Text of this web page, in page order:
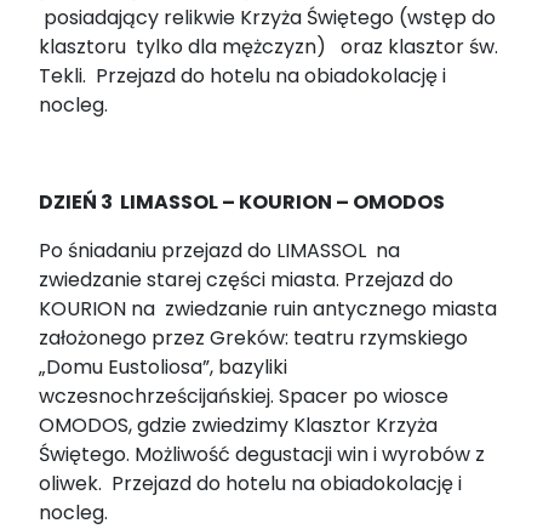
posiadający relikwie Krzyża Świętego (wstęp do
klasztoru tylko dla mężczyzn) oraz klasztor św.
Tekli. Przejazd do hotelu na obiadokolację i
nocleg.
DZIEŃ 3 LIMASSOL – KOURION – OMODOS
Po śniadaniu przejazd do LIMASSOL na
zwiedzanie starej części miasta. Przejazd do
KOURION na zwiedzanie ruin antycznego miasta
założonego przez Greków: teatru rzymskiego
„Domu Eustoliosa”, bazyliki
wczesnochrześcijańskiej. Spacer po wiosce
OMODOS, gdzie zwiedzimy Klasztor Krzyża
Świętego. Możliwość degustacji win i wyrobów z
oliwek. Przejazd do hotelu na obiadokolację i
nocleg.